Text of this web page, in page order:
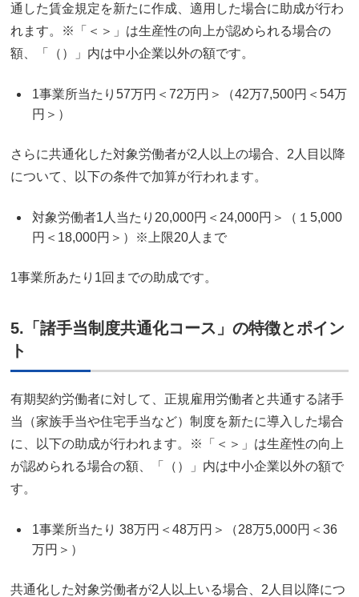
通した賃金規定を新たに作成、適用した場合に助成が行わ
れます。※「＜＞」は生産性の向上が認められる場合の
額、「（）」内は中小企業以外の額です。
1事業所当たり57万円＜72万円＞（42万7,500円＜54万
円＞）
さらに共通化した対象労働者が2人以上の場合、2人目以降
について、以下の条件で加算が行われます。
対象労働者1人当たり20,000円＜24,000円＞（１5,000
円＜18,000円＞）※上限20人まで
1事業所あたり1回までの助成です。
5.「諸手当制度共通化コース」の特徴とポイン
ト
有期契約労働者に対して、正規雇用労働者と共通する諸手
当（家族手当や住宅手当など）制度を新たに導入した場合
に、以下の助成が行われます。※「＜＞」は生産性の向上
が認められる場合の額、「（）」内は中小企業以外の額で
す。
1事業所当たり 38万円＜48万円＞（28万5,000円＜36
万円＞）
共通化した対象労働者が2人以上いる場合、2人目以降につ